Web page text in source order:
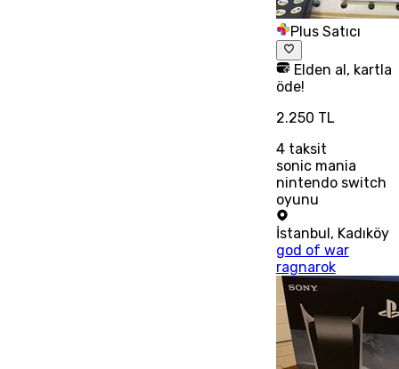
Plus Satıcı
Elden al, kartla
öde!
2.250 TL
4taksit
sonic mania
nintendo switch
oyunu
İstanbul, Kadıköy
god of war
ragnarok